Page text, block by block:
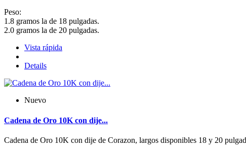
Peso:
1.8 gramos la de 18 pulgadas.
2.0 gramos la de 20 pulgadas.
Vista rápida
Details
Nuevo
Cadena de Oro 10K con dije...
Cadena de Oro 10K con dije de Corazon, largos disponibles 18 y 20